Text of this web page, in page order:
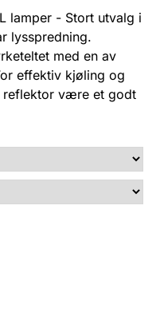
lamper - Stort utvalg i
lysspredning.
med en av
effektiv kjøling og
reflektor være et godt